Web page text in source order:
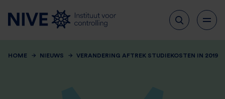
HOME NIEUWS VERANDERING AFTREK STUDIEKOSTEN IN 2019